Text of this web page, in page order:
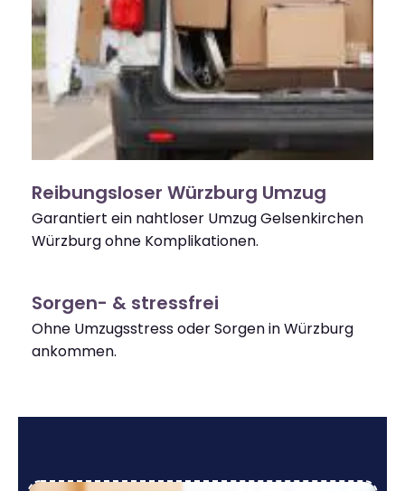
Reibungsloser Würzburg Umzug
Garantiert ein nahtloser Umzug Gelsenkirchen
Würzburg ohne Komplikationen.
Sorgen- & stressfrei
Ohne Umzugsstress oder Sorgen in Würzburg
ankommen.